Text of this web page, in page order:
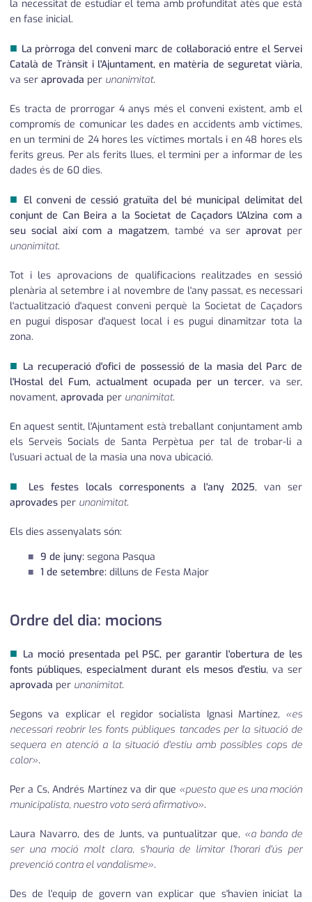
la necessitat de estudiar el tema amb profunditat atès que està
en fase inicial.
■ La pròrroga del conveni marc de col·laboració entre el Servei
Català de Trànsit i l'Ajuntament, en matèria de seguretat viària,
va ser aprovada per unanimitat.
Es tracta de prorrogar 4 anys més el conveni existent, amb el
compromís de comunicar les dades en accidents amb víctimes,
en un termini de 24 hores les víctimes mortals i en 48 hores els
ferits greus. Per als ferits llues, el termini per a informar de les
dades és de 60 dies.
■ El conveni de cessió gratuïta del bé municipal delimitat del
conjunt de Can Beira a la Societat de Caçadors L'Alzina com a
seu social així com a magatzem, també va seraprovat per
unanimitat.
Tot i les aprovacions de qualificacions realitzades en sessió
plenària al setembre i al novembre de l'any passat, es necessari
l'actualització d'aquest conveni perquè la Societat de Caçadors
en pugui disposar d'aquest local i es pugui dinamitzar tota la
zona.
■ La recuperació d'ofici de possessió de la masia del Parc de
l'Hostal del Fum, actualment ocupada per un tercer, va ser,
novament, aprovada per unanimitat.
En aquest sentit, l'Ajuntament està treballant conjuntament amb
els Serveis Socials de Santa Perpètua per tal de trobar-li a
l'usuari actual de la masia una nova ubicació.
■ Les festes locals corresponents a l'any 2025, van ser
aprovades per unanimitat.
Els dies assenyalats són:
9 de juny: segona Pasqua
1 de setembre: dilluns de Festa Major
Ordre del dia: mocions
■ La moció presentada pel PSC, per garantir l'obertura de les
fonts públiques, especialment durant els mesos d'estiu, va ser
aprovada per unanimitat.
Segons va explicar el regidor socialista Ignasi Martínez, «es
necessari reobrir les fonts públiques tancades per la situació de
sequera en atenció a la situació d'estiu amb possibles cops de
calor».
Per a Cs, Andrés Martínez va dir que «puesto que es una moción
municipalista, nuestro voto será afirmativo».
Laura Navarro, des de Junts, va puntualitzar que, «a banda de
ser una moció molt clara, s'hauria de limitar l'horari d'ús per
prevenció contra el vandalisme».
Des de l'equip de govern van explicar que s'havien iniciat la